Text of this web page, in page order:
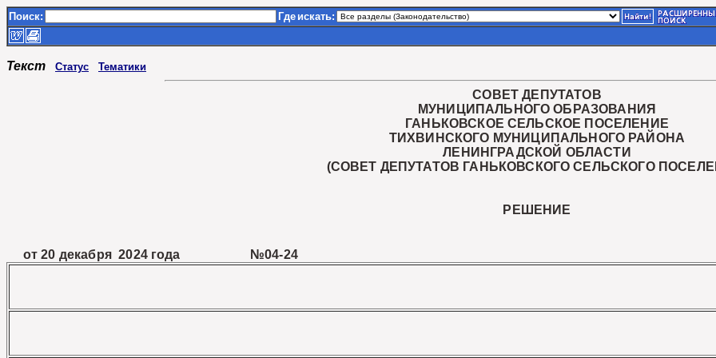
Поиск: Где искать:
Текст Статус Тематики
СОВЕТ ДЕПУТАТОВ
МУНИЦИПАЛЬНОГО ОБРАЗОВАНИЯ
ГАНЬКОВСКОЕ СЕЛЬСКОЕ ПОСЕЛЕНИЕ
ТИХВИНСКОГО МУНИЦИПАЛЬНОГО РАЙОНА
ЛЕНИНГРАДСКОЙ ОБЛАСТИ
(СОВЕТ ДЕПУТАТОВ ГАНЬКОВСКОГО СЕЛЬСКОГО
РЕШЕНИЕ
от 20 декабря 2024 года №04-24